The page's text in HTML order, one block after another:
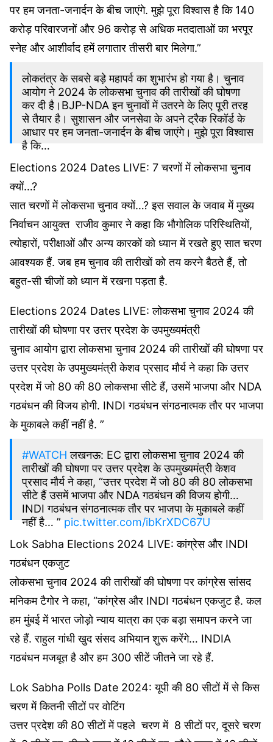
पर हम जनता-जनार्दन के बीच जाएंगे. मुझे पूरा विश्वास है कि 140
करोड़ परिवारजनों और 96 करोड़ से अधिक मतदाताओं का भरपूर
स्नेह और आशीर्वाद हमें लगातार तीसरी बार मिलेगा.”
लोकतंत्र के सबसे बड़े महापर्व का शुभारंभ हो गया है। चुनाव
आयोग ने 2024 के लोकसभा चुनाव की तारीखों की घोषणा
कर दी है।BJP-NDA इन चुनावों में उतरने के लिए पूरी तरह
से तैयार है। सुशासन और जनसेवा के अपने ट्रैक रिकॉर्ड के
आधार पर हम जनता-जनार्दन के बीच जाएंगे। मुझे पूरा विश्वास
है कि…
– Narendra Modi (@narendramodi)March
16, 2024
Elections 2024 Dates LIVE: 7 चरणों में लोकसभा चुनाव
क्‍यों…?
सात चरणों में लोकसभा चुनाव क्‍यों…? इस सवाल के जवाब में मुख्य
निर्वाचन आयुक्त राजीव कुमार ने कहा कि भौगोलिक परिस्थितियों,
त्योहारों, परीक्षाओं और अन्य कारकों को ध्यान में रखते हुए सात चरण
आवश्यक हैं. जब हम चुनाव की तारीखों को तय करने बैठते हैं, तो
बहुत-सी चीजों को ध्‍यान में रखना पड़ता है.
Elections 2024 Dates LIVE: लोकसभा चुनाव 2024 की
तारीखों की घोषणा पर उत्तर प्रदेश के उपमुख्यमंत्री
चुनाव आयोग द्वारा लोकसभा चुनाव 2024 की तारीखों की घोषणा पर
उत्तर प्रदेश के उपमुख्यमंत्री केशव प्रसाद मौर्य ने कहा कि उत्तर
प्रदेश में जो 80 की 80 लोकसभा सीटे हैं, उसमें भाजपा और NDA
गठबंधन की विजय होगी. INDI गठबंधन संगठनात्मक तौर पर भाजपा
के मुकाबले कहीं नहीं है. ”
#WATCH लखनऊ: EC द्वारा लोकसभा चुनाव 2024 की
तारीखों की घोषणा पर उत्तर प्रदेश के उपमुख्यमंत्री केशव
प्रसाद मौर्य ने कहा, “उत्तर प्रदेश में जो 80 की 80 लोकसभा
सीटे हैं उसमें भाजपा और NDA गठबंधन की विजय होगी…
INDI गठबंधन संगठनात्मक तौर पर भाजपा के मुकाबले कहीं
नहीं है… ” pic.twitter.com/ibKrXDC67U
– ANI_HindiNews (@AHindinews)March 16,
2024
Lok Sabha Elections 2024 LIVE: कांग्रेस और INDI
गठबंधन एकजुट
लोकसभा चुनाव 2024 की तारीखों की घोषणा पर कांग्रेस सांसद
मनिकम टैगोर ने कहा, “कांग्रेस और INDI गठबंधन एकजुट है. कल
हम मुंबई में भारत जोड़ो न्याय यात्रा का एक बड़ा समापन करने जा
रहे हैं. राहुल गांधी खुद संसद अभियान शुरू करेंगे… INDIA
गठबंधन मजबूत है और हम 300 सीटें जीतने जा रहे हैं.
Lok Sabha Polls Date 2024: यूपी की 80 सीटों में से किस
चरण में कितनी सीटों पर वोटिंग
उत्तर प्रदेश की 80 सीटों में पहले चरण में 8 सीटों पर, दूसरे चरण